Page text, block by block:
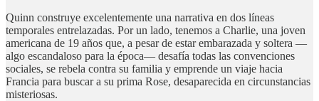
Quinn construye excelentemente una narrativa en dos líneas
temporales entrelazadas. Por un lado, tenemos a Charlie, una joven
americana de 19 años que, a pesar de estar embarazada y soltera —
algo escandaloso para la época— desafía todas las convenciones
sociales, se rebela contra su familia y emprende un viaje hacia
Francia para buscar a su prima Rose, desaparecida en circunstancias
misteriosas.